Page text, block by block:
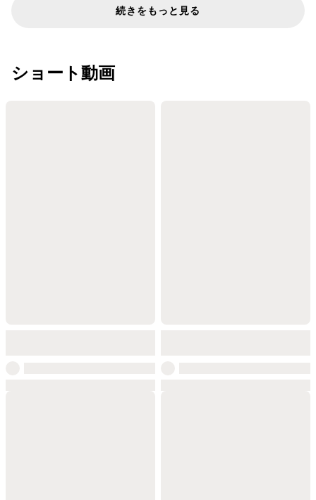
続きをもっと見る
ショート動画